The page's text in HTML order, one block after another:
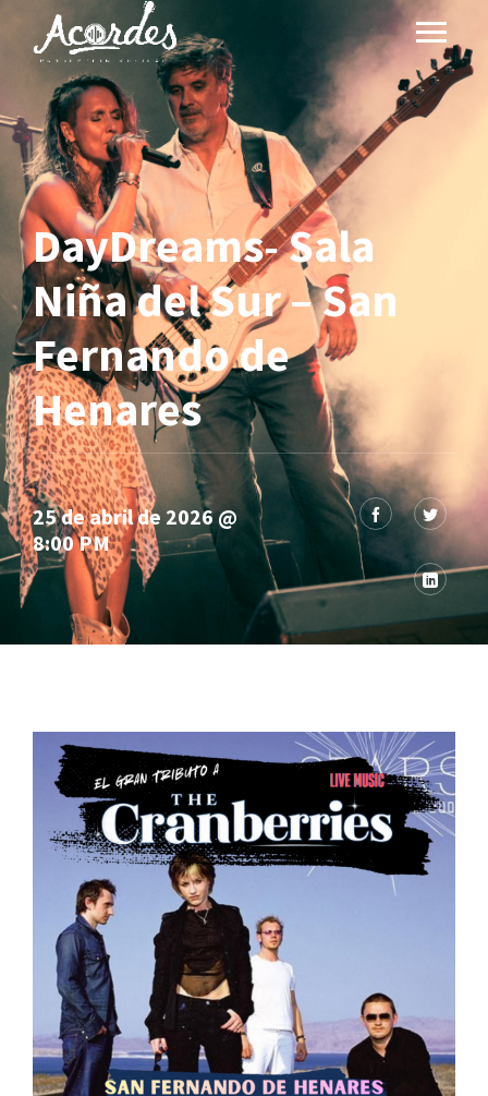
DayDreams- Sala
Niña del Sur – San
Fernando de
Henares
25 de abril de 2026 @
8:00 PM